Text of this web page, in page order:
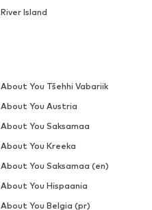
River Island
About You Tšehhi Vabariik
About You Austria
About You Saksamaa
About You Kreeka
About You Saksamaa (en)
About You Hispaania
About You Belgia (pr)